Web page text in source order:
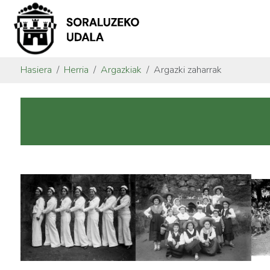
Hasiera Herria Argazkiak Argazki zaharrak